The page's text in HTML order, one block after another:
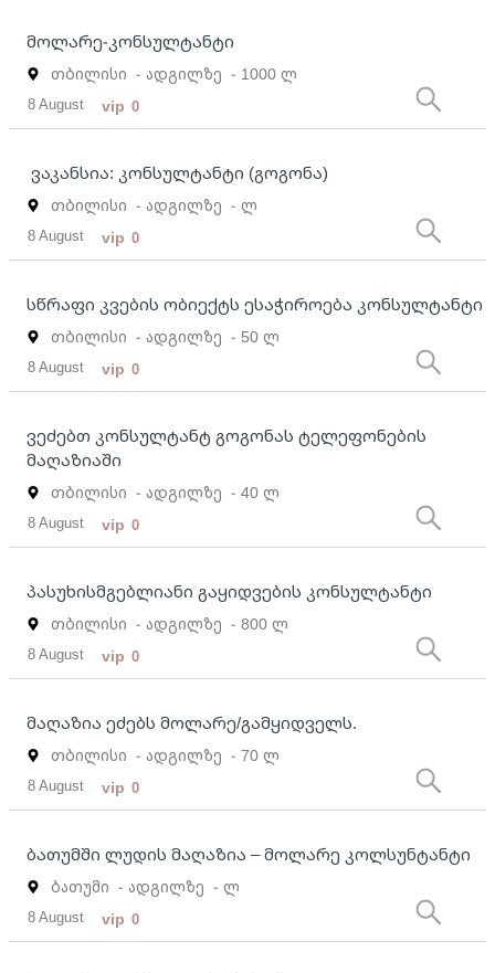
მოლარე-კონსულტანტი
თბილისი - ადგილზე - 1000 ლ
8 August vip 0
ვაკანსია: კონსულტანტი (გოგონა)
თბილისი - ადგილზე - ლ
8 August vip 0
სწრაფი კვების ობიექტს ესაჭიროება კონსულტანტი
თბილისი - ადგილზე - 50 ლ
8 August vip 0
ვეძებთ კონსულტანტ გოგონას ტელეფონების
მაღაზიაში
თბილისი - ადგილზე - 40 ლ
8 August vip 0
პასუხისმგებლიანი გაყიდვების კონსულტანტი
თბილისი - ადგილზე - 800 ლ
8 August vip 0
მაღაზია ეძებს მოლარე/გამყიდველს.
თბილისი - ადგილზე - 70 ლ
8 August vip 0
ბათუმში ლუდის მაღაზია – მოლარე კოლსუნტანტი
ბათუმი - ადგილზე - ლ
8 August vip 0